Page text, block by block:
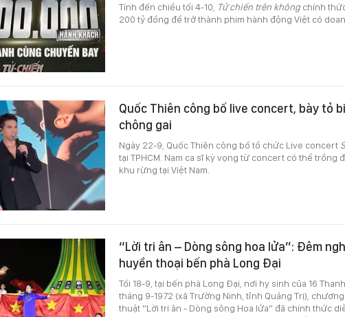
Tính đến chiều tối 4-10, Tử chiến trên khôngchính
200 tỷ đồng để trở thành phim hành động Việt có
Quốc Thiên công bố live concert, bày tỏ
chông gai
Ngày 22-9, Quốc Thiên công bố tổ chức Live concert
tại TPHCM. Nam ca sĩ kỳ vọng từ concert có thể trồng
khu rừng tại Việt Nam.
“Lời tri ân – Dòng sông hoa lửa”: Đêm
huyền thoại bến phà Long Đại
Tối 18-9, tại bến phà Long Đại, nơi hy sinh của 16
tháng 9-1972 (xã Trường Ninh, tỉnh Quảng Trị),
thuật “Lời tri ân - Dòng sông Hoa lửa” đã chính thức